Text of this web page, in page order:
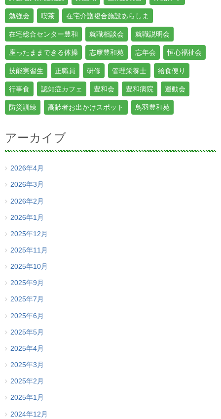
勉強会 喫茶 在宅介護複合施設あらしま
在宅総合センター豊和 就職相談会 就職説明会
座ったままできる体操 志摩豊和苑 忘年会 恒心福祉会
技能実習生 正職員 研修 管理栄養士 給食便り
行事食 認知症カフェ 豊和会 豊和病院 運動会
防災訓練 高齢者お出かけスポット 鳥羽豊和苑
アーカイブ
2026年4月
2026年3月
2026年2月
2026年1月
2025年12月
2025年11月
2025年10月
2025年9月
2025年7月
2025年6月
2025年5月
2025年4月
2025年3月
2025年2月
2025年1月
2024年12月